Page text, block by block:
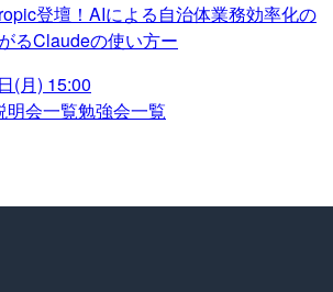
登壇！AIによる自治体業務効率化の
るClaudeの使い方ー
(月) 15:00
明会一覧勉強会一覧